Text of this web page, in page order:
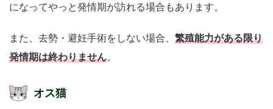
になってやっと発情期が訪れる場合もあります。
また、去勢・避妊手術をしない場合、 繁殖能力がある限り
発情期は終わりません。
オス猫